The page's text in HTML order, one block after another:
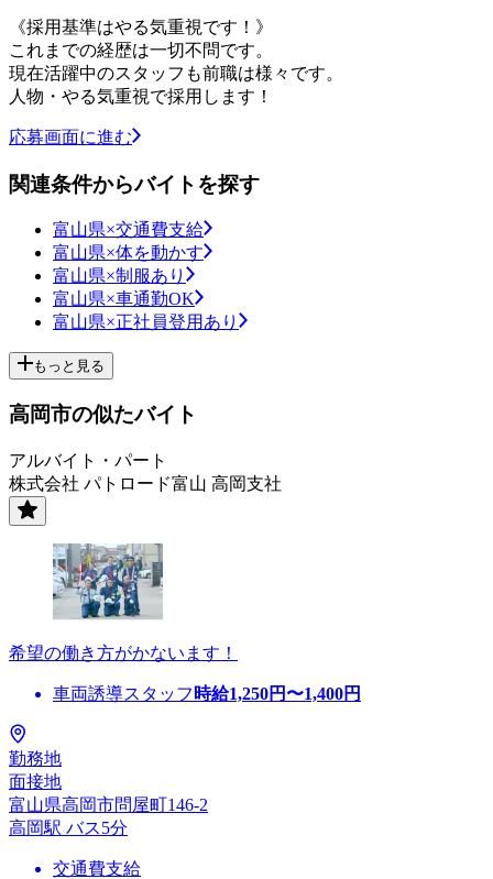
《採用基準はやる気重視です！》
これまでの経歴は一切不問です。
現在活躍中のスタッフも前職は様々です。
人物・やる気重視で採用します！
応募画面に進む
関連条件からバイトを探す
富山県×交通費支給
富山県×体を動かす
富山県×制服あり
富山県×車通勤OK
富山県×正社員登用あり
もっと見る
高岡市の似たバイト
アルバイト・パート
株式会社 パトロード富山 高岡支社
希望の働き方がかないます！
車両誘導スタッフ 時給1,250円〜1,400円
勤務地
面接地
富山県高岡市問屋町146-2
高岡駅 バス5分
交通費支給